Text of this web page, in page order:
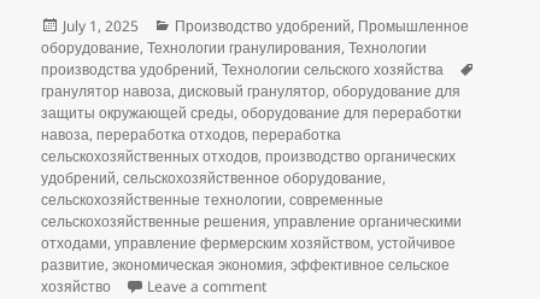
Posted
on
July 1, 2025 Categories
Производство удобрений, Промышленное
оборудование,Технологии гранулирования,Технологии
производства удобрений,Технологии сельского хозяйства
гранулятор навоза,дисковый гранулятор,оборудование для
защиты окружающей среды,оборудование для переработки
навоза,переработка отходов,переработка
сельскохозяйственных отходов,производство органических
удобрений,сельскохозяйственное оборудование,
сельскохозяйственные технологии,современные
сельскохозяйственные решения,управление органическими
отходами,управление фермерским хозяйством,устойчивое
развитие,экономическая экономия,эффективное сельское
хозяйство
Leave a commenton Изучите универсальность и